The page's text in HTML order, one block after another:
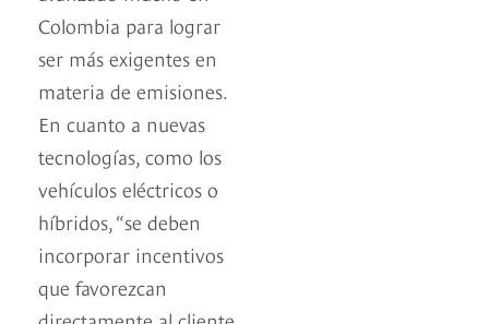
Colombia para lograr
ser más exigentes en
materia de emisiones.
En cuanto a nuevas
tecnologías, como los
vehículos eléctricos o
híbridos, “se deben
incorporar incentivos
que favorezcan